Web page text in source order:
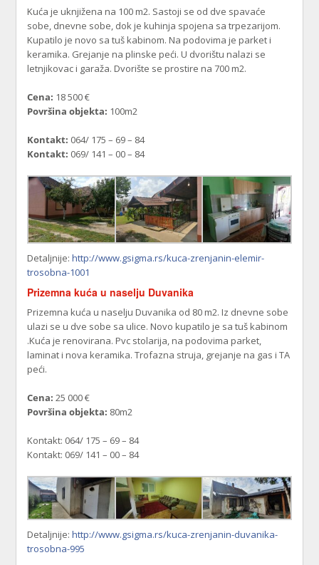
Kuća je uknjižena na 100 m2. Sastoji se od dve spavaće
sobe, dnevne sobe, dok je kuhinja spojena sa trpezarijom.
Kupatilo je novo sa tuš kabinom. Na podovima je parket i
keramika. Grejanje na plinske peći. U dvorištu nalazi se
letnjikovac i garaža. Dvorište se prostire na 700 m2.
Cena: 18 500 €
Površina objekta: 100m2
Kontakt: 064/ 175 – 69 – 84
Kontakt: 069/ 141 – 00 – 84
Detaljnije:http://www.gsigma.rs/kuca-zrenjanin-elemir-
trosobna-1001
Prizemna kuća u naselju Duvanika
Prizemna kuća u naselju Duvanika od 80 m2. Iz dnevne sobe
ulazi se u dve sobe sa ulice. Novo kupatilo je sa tuš kabinom
.Kuća je renovirana. Pvc stolarija, na podovima parket,
laminat i nova keramika. Trofazna struja, grejanje na gas i TA
peći.
Cena: 25 000 €
Površina objekta: 80m2
Kontakt: 064/ 175 – 69 – 84
Kontakt: 069/ 141 – 00 – 84
Detaljnije:http://www.gsigma.rs/kuca-zrenjanin-duvanika-
trosobna-995